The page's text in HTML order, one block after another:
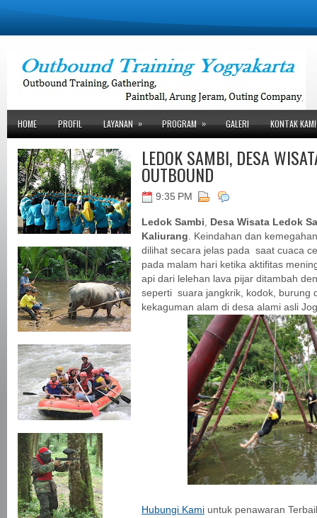
HOME PROFIL LAYANAN » PROGRAM » GALERI KONTAK KAMI
LEDOK SAMBI, DESA
OUTBOUND
9:35 PM
Ledok Sambi, Desa Wisata Ledok
Kaliurang. Keindahan dan
dilihat secara jelas pada saat cuaca
pada malam hari ketika aktifitas
api dari lelehan lava pijar ditambah
seperti suara jangkrik, kodok, burung
kekaguman alam di desa alami asli
Hubungi Kami untuk penawaran